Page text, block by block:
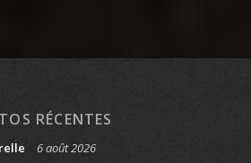
RÉCENTES
6 août 2026